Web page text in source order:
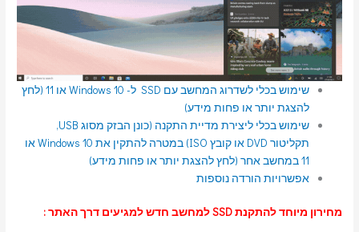
שימוש בכלי לשדרוג המחשב עם SSD ל- Windows 10 או 11 (לחץ
להצגת יותר או פחות מידע)
שימוש בכלי ליצירת מדיית התקנה (כונן הבזק מסוג USB,
תקליטור DVD או קובץ ISO) במטרה להתקין את Windows 10 או
11 במחשב אחר (לחץ להצגת יותר או פחות מידע)
אפשרויות הורדה נוספות
מחירון מיוחד להתקנת SSD למחשב חדש למגיעים דרך האתר :